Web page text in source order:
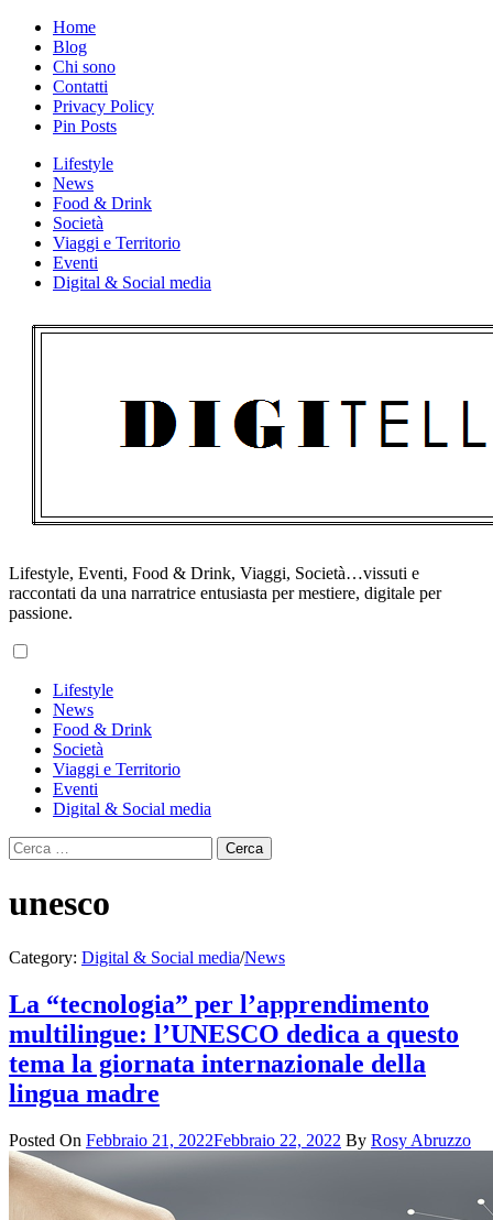
Skip
content
Home
Blog
Chi sono
Contatti
Privacy Policy
Pin Posts
Lifestyle
News
Food & Drink
Società
Viaggi e Territorio
Eventi
Digital & Social media
Lifestyle, Eventi, Food & Drink, Viaggi, Società…vissuti e
raccontati da una narratrice entusiasta per mestiere, digitale per
passione.
Menu
Lifestyle
News
Food & Drink
Società
Viaggi e Territorio
Eventi
Digital & Social media
Ricerca
per:
unesco
Category: Digital & Social media/News
La “tecnologia” per l’apprendimento
multilingue: l’UNESCO dedica a questo
tema la giornata internazionale della
lingua madre
Posted On Febbraio 21, 2022Febbraio 22, 2022 By Rosy Abruzzo